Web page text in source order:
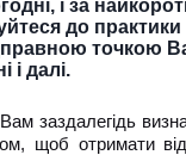
і за
до практики
точкою
і далі.
заздалегідь
щоб отримати